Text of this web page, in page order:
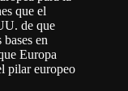
que el
de que
en
Europa
pilar europeo